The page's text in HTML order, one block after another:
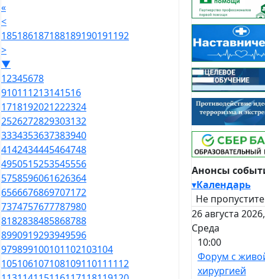
«
<
185186187188189190191192
>
▼
12345678
910111213141516
1718192021222324
2526272829303132
3334353637383940
4142434445464748
4950515253545556
5758596061626364
6566676869707172
7374757677787980
8182838485868788
8990919293949596
979899100101102103104
105106107108109110111112
Анонсы
▾Календарь
Не
26 августа 2026,
Среда
10:00
Форум с
хирургией